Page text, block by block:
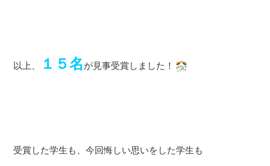
以上、 １５名 が見事受賞しました！
受賞した学生も、今回悔しい思いをした学生も